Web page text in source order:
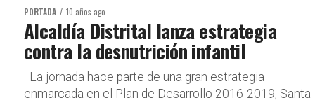
PORTADA 10 años ago
Alcaldía Distrital lanza estrategia
contra la desnutrición infantil
La jornada hace parte de una gran estrategia
enmarcada en el Plan de Desarrollo 2016-2019, Santa